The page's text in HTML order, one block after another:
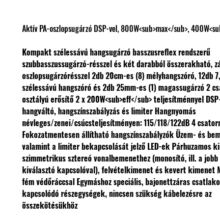
Aktív PA-oszlopsugárzó DSP-vel, 800W<sub>max</sub>,
Kompakt szélessávú hangsugárzó basszusreflex rendszerű
szubbasszussugárzó-résszel és két darabból összerakható,
oszlopsugárzórésszel2db 20cm-es (8) mélyhangszóró, 12db
szélessávú hangszóró és 2db 25mm-es (1) magassugárzó2
osztályú erősítő 2 x 200W<sub>eff</sub> teljesítménnyel
hangváltó, hangszínszabályzás és limiter Hangnyomás
névleges/zenei/csúcsteljesítményen: 115/118/122dB4
Fokozatmentesen állítható hangszínszabályzókÜzem- és
valamint a limiter bekapcsolását jelző LED-ek Párhuzamos
szimmetrikus sztereó vonalbemenethez (monosító, ill. a
kiválasztó kapcsolóval), felvételkimenet és kevert kimenet
fém védőráccsal Egymáshoz speciális, bajonettzáras
kapcsolódó részegységek, nincsen szükség kábelezésre az
összekötésükhöz